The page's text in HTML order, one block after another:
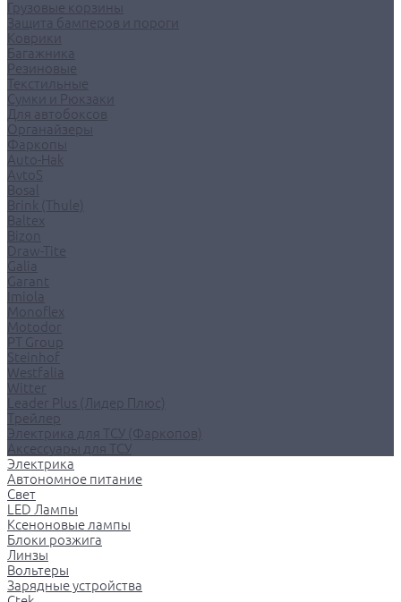
Грузовые корзины
Защита бамперов и пороги
Коврики
Багажника
Резиновые
Текстильные
Сумки и Рюкзаки
Для автобоксов
Органайзеры
Фаркопы
Auto-Hak
AvtoS
Bosal
Brink (Thule)
Baltex
Bizon
Draw-Tite
Galia
Garant
Imiola
Monoflex
Motodor
PT Group
Steinhof
Westfalia
Witter
Leader Plus (Лидер Плюс)
Трейлер
Электрика для ТСУ (Фаркопов)
Аксессуары для ТСУ
Электрика
Автономное питание
Свет
LED Лампы
Ксеноновые лампы
Блоки розжига
Линзы
Вольтеры
Зарядные устройства